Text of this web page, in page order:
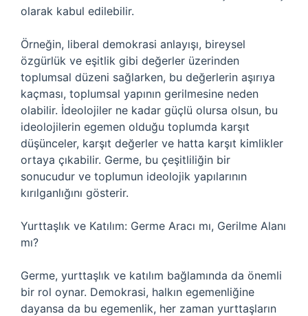
olarak kabul edilebilir.
Örneğin, liberal demokrasi anlayışı, bireysel
özgürlük ve eşitlik gibi değerler üzerinden
toplumsal düzeni sağlarken, bu değerlerin aşırıya
kaçması, toplumsal yapının gerilmesine neden
olabilir. İdeolojiler ne kadar güçlü olursa olsun, bu
ideolojilerin egemen olduğu toplumda karşıt
düşünceler, karşıt değerler ve hatta karşıt kimlikler
ortaya çıkabilir. Germe, bu çeşitliliğin bir
sonucudur ve toplumun ideolojik yapılarının
kırılganlığını gösterir.
Yurttaşlık ve Katılım: Germe Aracı mı, Gerilme Alanı
mı?
Germe, yurttaşlık ve katılım bağlamında da önemli
bir rol oynar. Demokrasi, halkın egemenliğine
dayansa da bu egemenlik, her zaman yurttaşların